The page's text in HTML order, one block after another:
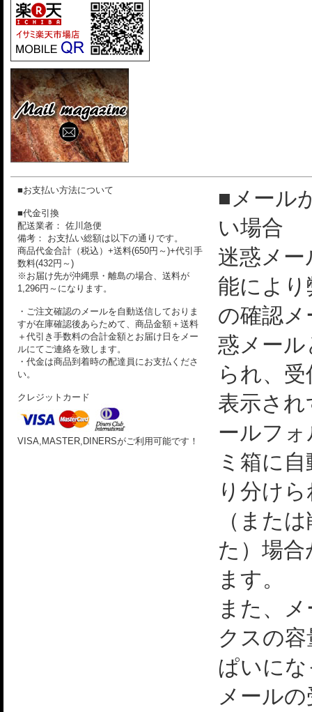
■お支払い方法について
■代金引換
配送業者： 佐川急便
備考： お支払い総額は以下の通りです。
商品代金合計（税込）+送料(650円～)+代引手
数料(432円～)
※お届け先が沖縄県・離島の場合、送料が
1,296円～になります。
・ご注文確認のメールを自動送信しておりま
すが在庫確認後あらためて、商品金額＋送料
＋代引き手数料の合計金額とお届け日をメー
ルにてご連絡を致します。
・代金は商品到着時の配達員にお支払くださ
い。
クレジットカード
VISA,MASTER,DINERSがご利用可能です！
■メール
い場合
迷惑メー
能によ
の確認
惑メー
られ、
表示さ
ールフ
ミ箱に
り分け
（また
た）場
ます。
また、
クスの
ぱいに
メール